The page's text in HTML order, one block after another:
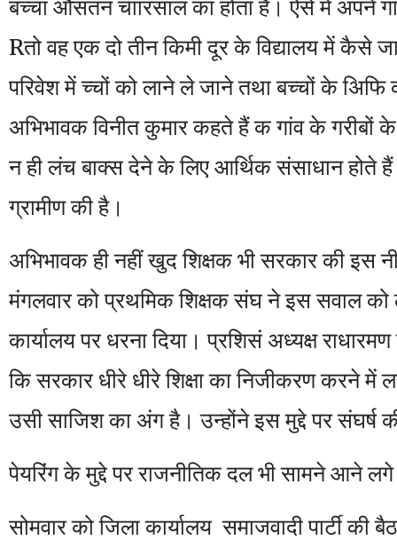
बच्चा औसतन चाारसाल का होता है। ऐसे में अपने
Rतो वह एक दो तीन किमी दूर के विद्यालय में कैसे
परिवेश में च्चों को लाने ले जाने तथा बच्चों के अिफि
अभिभावक विनीत कुमार कहते हैं क गांव के गरीबों
न ही लंच बाक्स देने के लिए आर्थिक संसाधान होते
ग्रामीण की है।
अभिभावक ही नहीं खुद शिक्षक भी सरकार की इस
मंगलवार को प्रथमिक शिक्षक संघ ने इस सवाल को
कार्यालय पर धरना दिया। प्रशिसं अध्यक्ष
कि सरकार धीरे धीरे शिक्षा का निजीकरण करने में
उसी साजिश का अंग है। उन्होंने इस मुद्दे पर संघर्ष
पेयरिंग के मुद्दे पर राजनीतिक दल भी सामने आने
सोमवार को जिला कार्यालय समाजवादी पार्टी की